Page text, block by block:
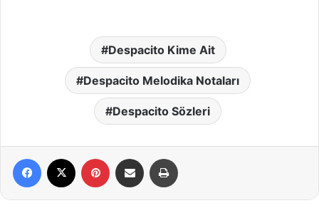
Despacito Kime Ait
Despacito Melodika Notaları
Despacito Sözleri
Facebook Pinterest E-Posta ile paylaş